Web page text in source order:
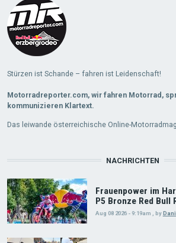
Stürzen ist Schande – fahren ist Leidenschaft!
Motorradreporter.com, wir fahren Motorrad,
kommunizieren Klartext.
Das leiwande österreichische Online-
NACHRICHTEN
Frauenpower im
P5 Bronze Red Bull
Aug 08 2026 - 9:19am by